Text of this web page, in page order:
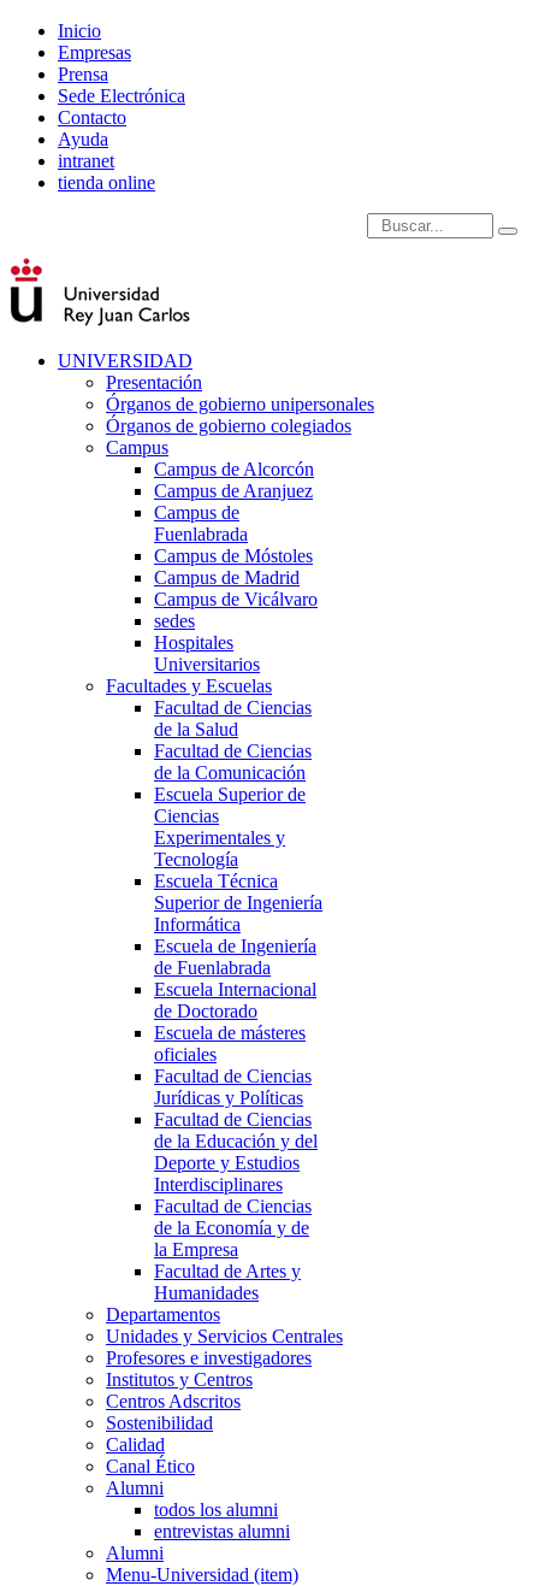
Inicio
Empresas
Prensa
Sede Electrónica
Contacto
Ayuda
intranet
tienda online
Introduce términos de
UNIVERSIDAD
Presentación
Órganos de gobierno unipersonales
Órganos de gobierno colegiados
Campus
Campus de Alcorcón
Campus de Aranjuez
Campus de
Fuenlabrada
Campus de Móstoles
Campus de Madrid
Campus de Vicálvaro
sedes
Hospitales
Universitarios
Facultades y Escuelas
Facultad de Ciencias
de la Salud
Facultad de Ciencias
de la Comunicación
Escuela Superior de
Ciencias
Experimentales y
Tecnología
Escuela Técnica
Superior de Ingeniería
Informática
Escuela de Ingeniería
de Fuenlabrada
Escuela Internacional
de Doctorado
Escuela de másteres
oficiales
Facultad de Ciencias
Jurídicas y Políticas
Facultad de Ciencias
de la Educación y del
Deporte y Estudios
Interdisciplinares
Facultad de Ciencias
de la Economía y de
la Empresa
Facultad de Artes y
Humanidades
Departamentos
Unidades y Servicios Centrales
Profesores e investigadores
Institutos y Centros
Centros Adscritos
Sostenibilidad
Calidad
Canal Ético
Alumni
todos los alumni
entrevistas alumni
Alumni
Menu-Universidad (item)